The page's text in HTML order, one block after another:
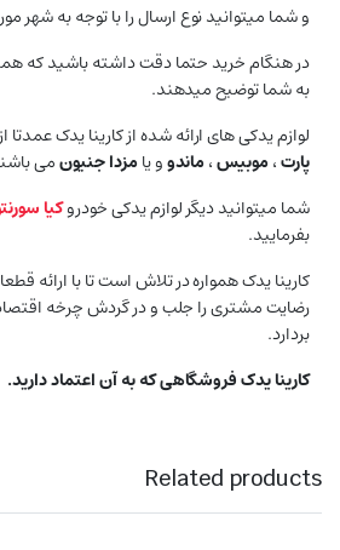
و شما میتوانید نوع ارسال را با توجه به شهر
در هنگام خرید حتما دقت داشته باشید که
به شما توضیح میدهند.
لوازم یدکی های ارائه شده از کارینا یدک عمدتا
پارت،موبیس،ماندوو یامزدا جنیونمی
شما میتوانید دیگر لوازم یدکی خودروکیا
بفرمایید.
کارینا یدک همواره در تلاش است تا با ارائه
رضایت مشتری را جلب و در گردش چرخه
بردارد.
کارینا یدک فروشگاهی که به آن اعتماد دارید.
Related products